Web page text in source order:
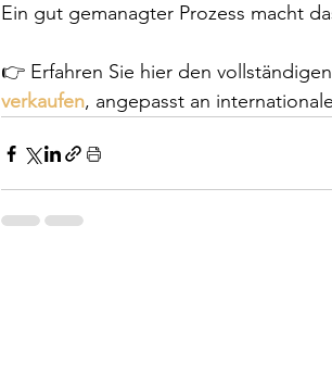
Ein gut gemanagter Prozess macht
👉 Erfahren Sie hier den
verkaufen, angepasst an